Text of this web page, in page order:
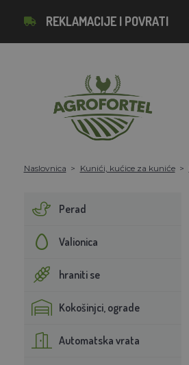
REKLAMACIJE I POVRATI
Naslovnica Kunići, kućice za kuniće
Perad
Valionica
hraniti se
Kokošinjci, ograde
Automatska vrata